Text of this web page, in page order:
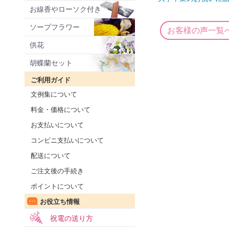
お線香やローソク付き
ソープフラワー
供花
胡蝶蘭セット
ご利用ガイド
文例集について
料金・価格について
お支払いについて
コンビニ支払いについて
配送について
ご注文後の手続き
ポイントについて
お役立ち情報
祝電の送り方
お客様の声一覧